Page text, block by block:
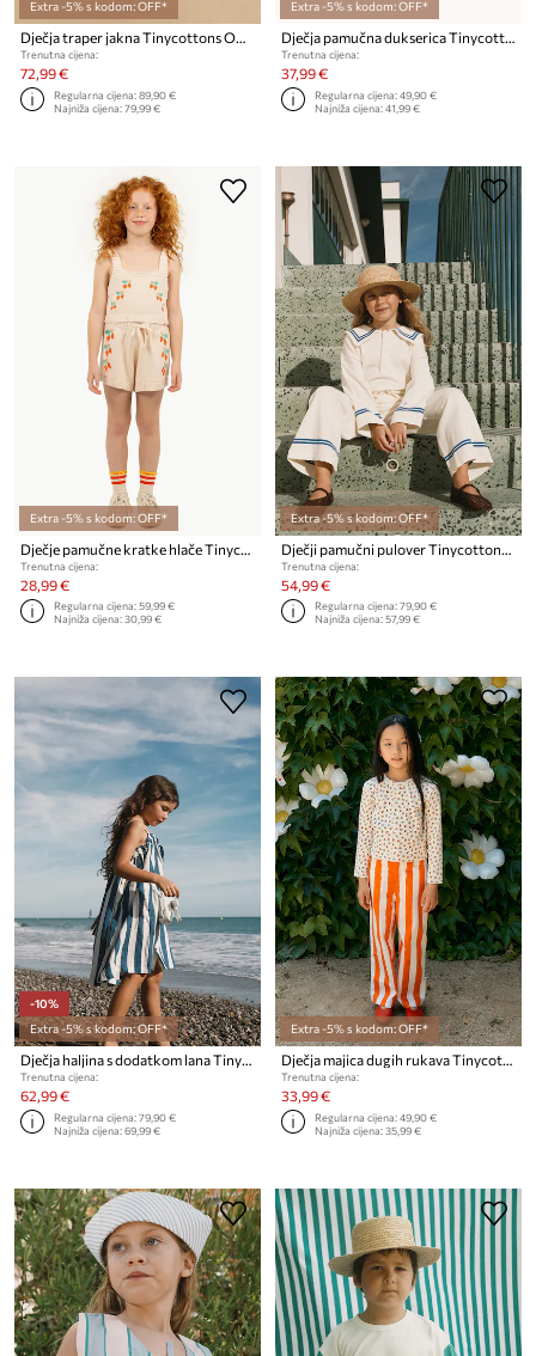
Extra -5% s kodom: OFF*
Dječja traper jakna Tinycottons ORANGES JACKET
Trenutna cijena:
72,99 €
Regularna cijena:89,90 €
Najniža cijena:79,99 €
Extra -5% s kodom: OFF*
Dječja pamučna dukserica Tinycottons FROG & FROG GRAPHIC SWEATSHIRT
Trenutna cijena:
37,99 €
Regularna cijena:49,90 €
Najniža cijena:41,99 €
Extra -5% s kodom: OFF*
Dječje pamučne kratke hlače Tinycottons STRAWBERRIES SHORTS
Trenutna cijena:
28,99 €
Regularna cijena:59,99 €
Najniža cijena:30,99 €
Extra -5% s kodom: OFF*
Dječji pamučni pulover Tinycottons SAILOR TINY CARDIGAN
Trenutna cijena:
54,99 €
Regularna cijena:79,90 €
Najniža cijena:57,99 €
-10%
Extra -5% s kodom: OFF*
Dječja haljina s dodatkom lana Tinycottons LIGHT NAVY STRIPES DRESS
Trenutna cijena:
62,99 €
Regularna cijena:79,90 €
Najniža cijena:69,99 €
Extra -5% s kodom: OFF*
Dječja majica dugih rukava Tinycottons TINY ROSES RIB KIDS JACKET
Trenutna cijena:
33,99 €
Regularna cijena:49,90 €
Najniža cijena:35,99 €